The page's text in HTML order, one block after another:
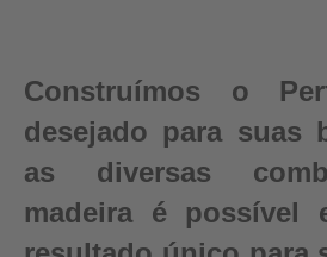
Construímos o
desejado para suas
as diversas
madeira é possível